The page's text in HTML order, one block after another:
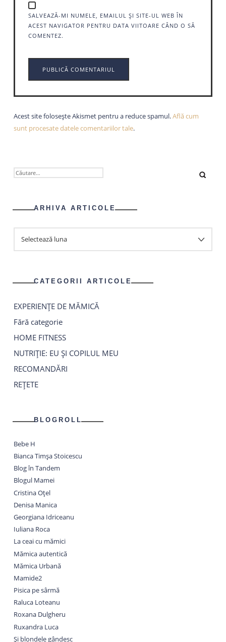
SALVEAZĂ-MI NUMELE, EMAILUL ȘI SITE-UL WEB ÎN
ACEST NAVIGATOR PENTRU DATA VIITOARE CÂND O SĂ
COMENTEZ.
Acest site folosește Akismet pentru a reduce spamul.Află cum
sunt procesate datele comentariilor tale.
CAUTĂ
DUPĂ:
ARHIVA ARTICOLE
ARTICOLE
CATEGORII ARTICOLE
EXPERIENȚE DE MĂMICĂ
Fără categorie
HOME FITNESS
NUTRIȚIE: EU ȘI COPILUL MEU
RECOMANDĂRI
REȚETE
BLOGROLL
Bebe H
Bianca Timșa Stoicescu
Blog în Tandem
Blogul Mamei
Cristina Oțel
Denisa Manica
Georgiana Idriceanu
Iuliana Roca
La ceai cu mămici
Mămica autentică
Mămica Urbană
Mamide2
Pisica pe sârmă
Raluca Loteanu
Roxana Dulgheru
Ruxandra Luca
Și blondele gândesc